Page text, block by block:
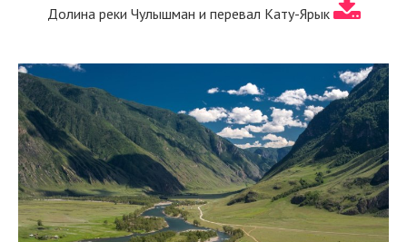
Долина реки Чулышман и перевал Кату-Ярык